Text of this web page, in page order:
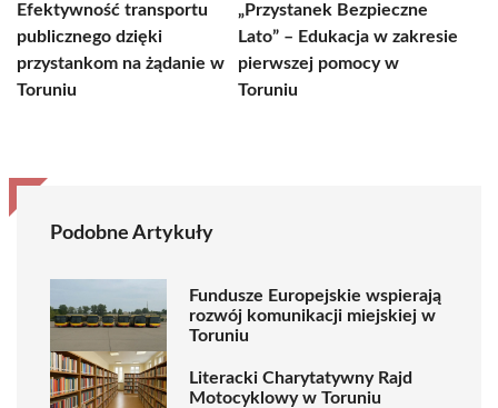
Efektywność transportu
publicznego dzięki
przystankom na żądanie w
Toruniu
„Przystanek Bezpieczne
Lato” – Edukacja w zakresie
pierwszej pomocy w
Toruniu
Podobne Artykuły
Fundusze Europejskie wspierają
rozwój komunikacji miejskiej w
Toruniu
Literacki Charytatywny Rajd
Motocyklowy w Toruniu